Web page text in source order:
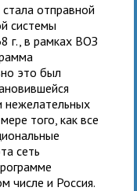
отправной
системы
г., в рамках ВОЗ
это был
нежелательных
того, как все
сеть
числе и Россия.